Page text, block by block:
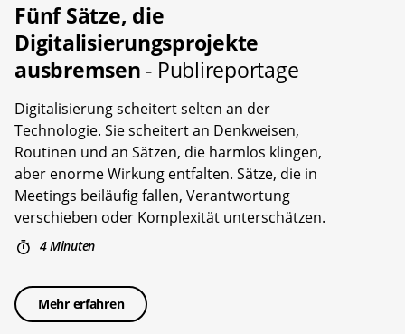
Fünf Sätze, die
Digitalisierungsprojekte
ausbremsen - Publireportage
Digitalisierung scheitert selten an der
Technologie. Sie scheitert an Denkweisen,
Routinen und an Sätzen, die harmlos klingen,
aber enorme Wirkung entfalten. Sätze, die in
Meetings beiläufig fallen, Verantwortung
verschieben oder Komplexität unterschätzen.
4 Minuten
Mehr erfahren